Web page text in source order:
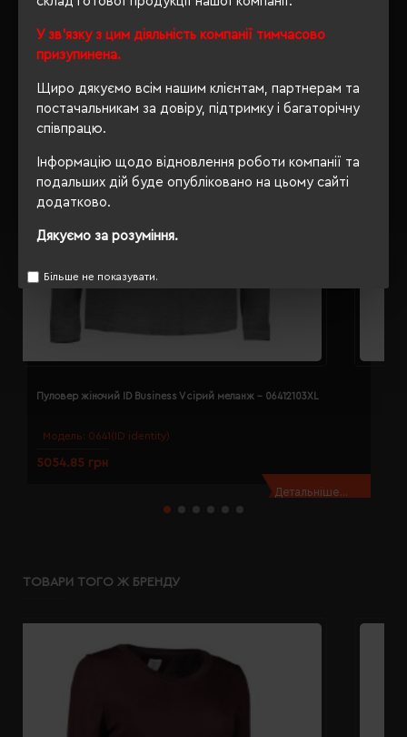
У зв'язку з цим діяльність компанії тимчасово
призупинена.
Щиро дякуємо всім нашим клієнтам, партнерам та
постачальникам за довіру, підтримку і багаторічну
співпрацю.
Інформацію щодо відновлення роботи компанії та
подальших дій буде опубліковано на цьому сайті
додатково.
Дякуємо за розуміння.
Більше не показувати.
Модель: 0641(ID identity)
Пуловер жіночий ID Business V сірий меланж - 06412103XL
5054.85 грн
Детальніше...
ТОВАРИ ТОГО Ж БРЕНДУ